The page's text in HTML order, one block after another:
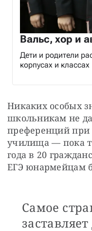
Вальс, хор и
Дети и родители
корпусах и классах
Никаких особых
школьникам не
преференций при
училища — ​пока
года в 20
ЕГЭ юнармейцам
Самое